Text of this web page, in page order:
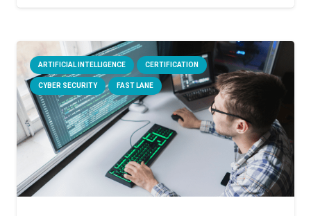
ARTIFICIAL INTELLIGENCE CERTIFICATION
CYBER SECURITY FAST LANE